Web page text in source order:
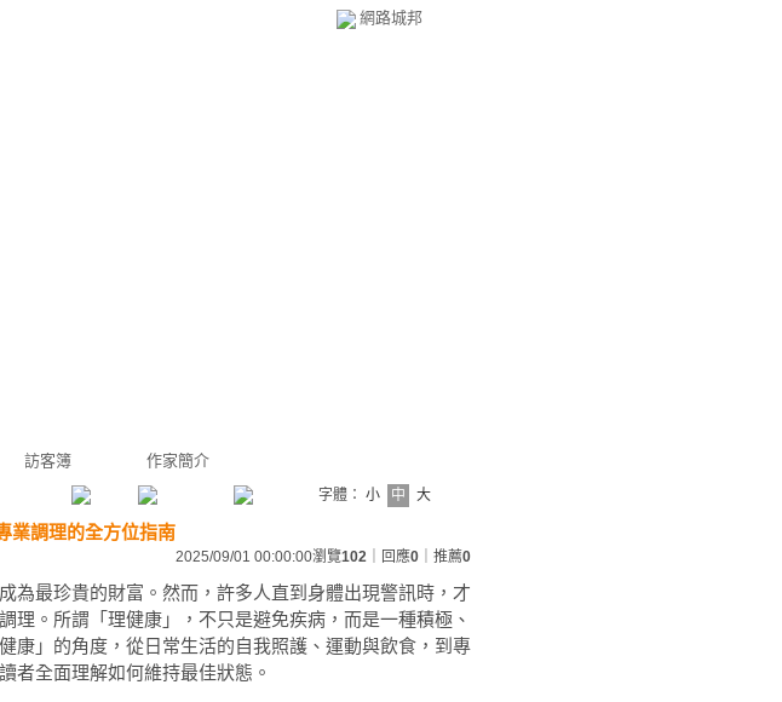
網路城邦
訪客簿 作家簡介
字體： 小 中 大
業調理的全方位指南
2025/09/01 00:00:00瀏覽102 ｜回應0 ｜推薦0
為最珍貴的財富。然而，許多人直到身體出現警訊時，才
理。所謂「理健康」，不只是避免疾病，而是一種積極、
康」的角度，從日常生活的自我照護、運動與飲食，到專
者全面理解如何維持最佳狀態。